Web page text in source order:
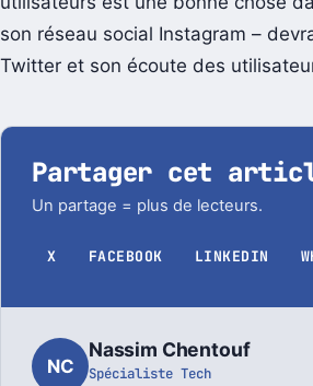
Chacun choisira son camp. Mais il
utilisateurs est une bonne chose
son réseau social Instagram –
Partager cet
Un partage = plus de lecteurs.